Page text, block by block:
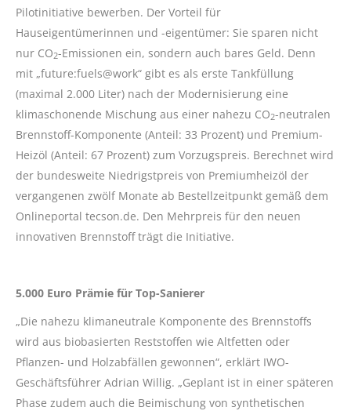
Pilotinitiative bewerben. Der Vorteil für
Hauseigentümerinnen und -eigentümer: Sie sparen nicht
nur CO2-Emissionen ein, sondern auch bares Geld. Denn
mit „future:fuels@work“ gibt es als erste Tankfüllung
(maximal 2.000 Liter) nach der Modernisierung eine
klimaschonende Mischung aus einer nahezu CO2-neutralen
Brennstoff-Komponente (Anteil: 33 Prozent) und Premium-
Heizöl (Anteil: 67 Prozent) zum Vorzugspreis. Berechnet wird
der bundesweite Niedrigstpreis von Premiumheizöl der
vergangenen zwölf Monate ab Bestellzeitpunkt gemäß dem
Onlineportal tecson.de. Den Mehrpreis für den neuen
innovativen Brennstoff trägt die Initiative.
5.000 Euro Prämie für Top-Sanierer
„Die nahezu klimaneutrale Komponente des Brennstoffs
wird aus biobasierten Reststoffen wie Altfetten oder
Pflanzen- und Holzabfällen gewonnen“, erklärt IWO-
Geschäftsführer Adrian Willig. „Geplant ist in einer späteren
Phase zudem auch die Beimischung von synthetischen